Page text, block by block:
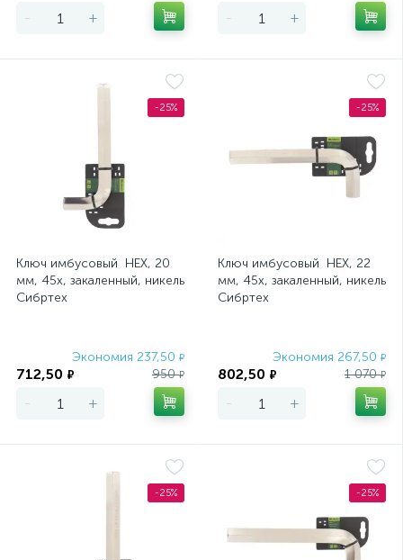
- + - +
-25%
Ключ имбусовый HEX, 20
мм, 45x, закаленный, никель
Сибртех
Экономия 237,50 ₽
712,50 ₽ 950₽
- +
-25%
Ключ имбусовый HEX, 22
мм, 45x, закаленный, никель
Сибртех
Экономия 267,50 ₽
802,50 ₽ 1 070₽
- +
-25% -25%